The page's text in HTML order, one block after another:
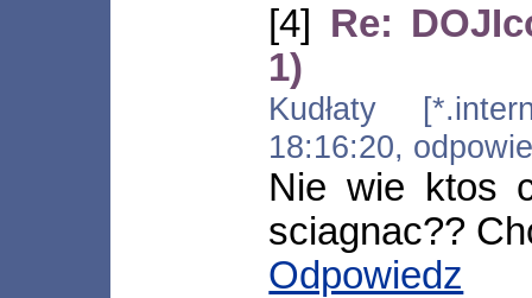
[4] Re:
1)
Kudłaty
18:16:20,
Nie wie ktos
sciagnac??
Odpowiedz